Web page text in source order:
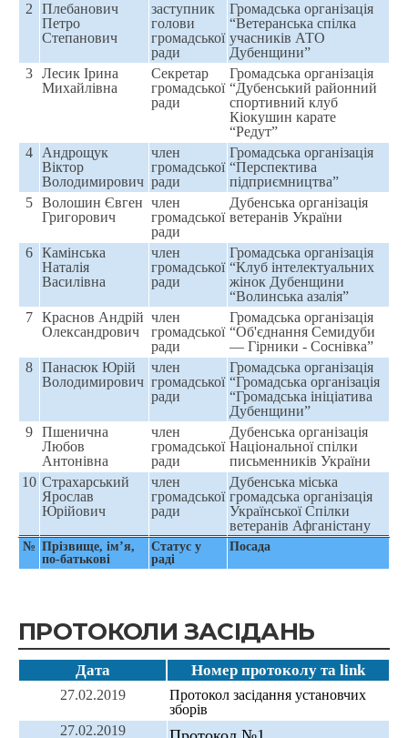
№ Прізвище, ім’я,
по-батькові
Статуc у
раді
Посада
2
Плебанович
Петро
Степанович
заступник
голови
громадської
ради
Громадська організація
“Ветеранська спілка
учасників АТО
Дубенщини”
3 Лесик Ірина
Михайлівна
Секретар
громадської
ради
Громадська організація
“Дубенський районний
спортивний клуб
Кіокушин карате
“Редут”
4
Андрощук
Віктор
Володимирович
член
громадської
ради
Громадська організація
“Перспектива
підприємництва”
5 Волошин Євген
Григорович
член
громадської
ради
Дубенська організація
ветеранів України
6 Камінська
Наталія
Василівна
член
громадської
ради
Громадська організація
“Клуб інтелектуальних
жінок Дубенщини
“Волинська азалія”
7 Краснов Андрій
Олександрович
член
громадської
ради
Громадська організація
“Об'єднання Семидуби
— Гірники - Соснівка”
8 Панасюк Юрій
Володимирович
член
громадської
ради
Громадська організація
“Громадська організація
“Громадська ініціатива
Дубенщини”
9 Пшенична
Любов
Антонівна
член
громадської
ради
Дубенська організація
Національної спілки
письменників України
10 Страхарський
Ярослав
Юрійович
член
громадської
ради
Дубенська міська
громадська організація
Української Спілки
ветеранів Афганістану
ПРОТОКОЛИ ЗАСІДАНЬ
Дата Номер протоколу та link
27.02.2019
Протокол засідання установчих
зборів
27.02.2019